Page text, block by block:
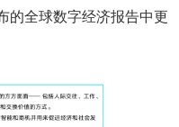
的全球数字经济报告中更